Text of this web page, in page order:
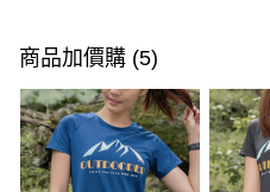
信用卡一次付款
信用卡分期付款
3 期 0 利率 每期NT$643
合作金庫商業銀行
6 期 0 利率 每期NT$321
商品加價購 (5)